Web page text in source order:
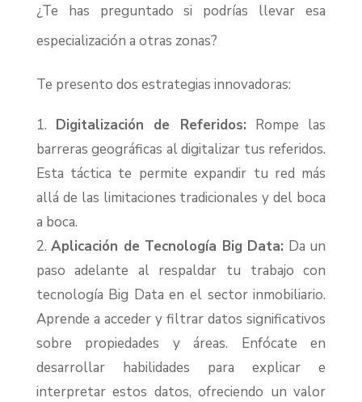
¿Te has preguntado si podrías llevar esa
especialización a otras zonas?
Te presento dos estrategias innovadoras:
Digitalización de Referidos: Rompe las
barreras geográficas al digitalizar tus referidos.
Esta táctica te permite expandir tu red más
allá de las limitaciones tradicionales y del boca
a boca.
Aplicación de Tecnología Big Data: Da un
paso adelante al respaldar tu trabajo con
tecnología Big Data en el sector inmobiliario.
Aprende a acceder y filtrar datos significativos
sobre propiedades y áreas. Enfócate en
desarrollar habilidades para explicar e
interpretar estos datos, ofreciendo un valor